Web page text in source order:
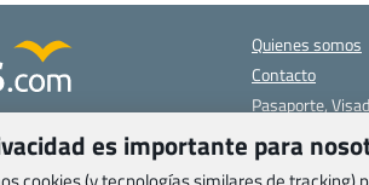
Quienes somos
Contacto
Pasaporte,
Blog de
es importante para